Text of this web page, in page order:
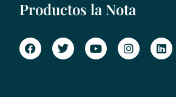
Productos la Nota